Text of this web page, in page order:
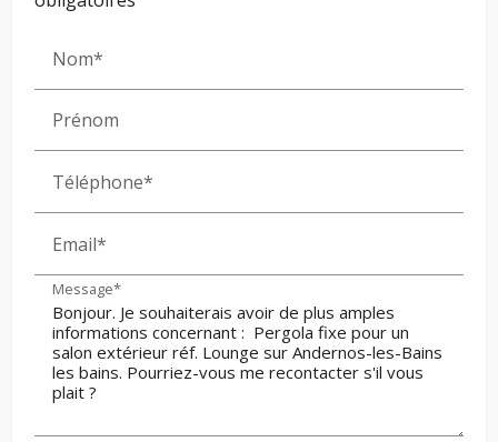
Nom*
Prénom
Téléphone*
Email*
Message*